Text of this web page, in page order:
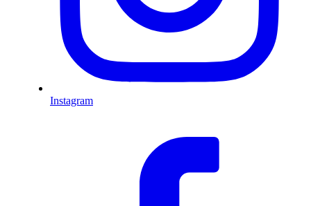
Instagram